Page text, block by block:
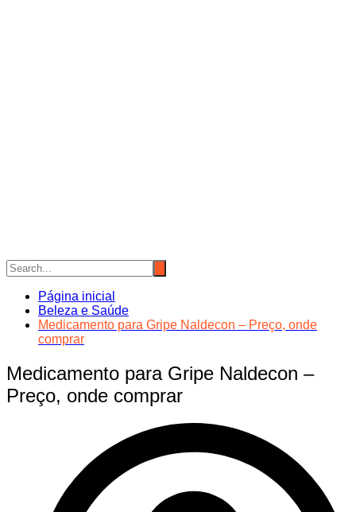
Página inicial
Beleza e Saúde
Medicamento para Gripe Naldecon – Preço, onde
comprar
Medicamento para Gripe Naldecon –
Preço, onde comprar